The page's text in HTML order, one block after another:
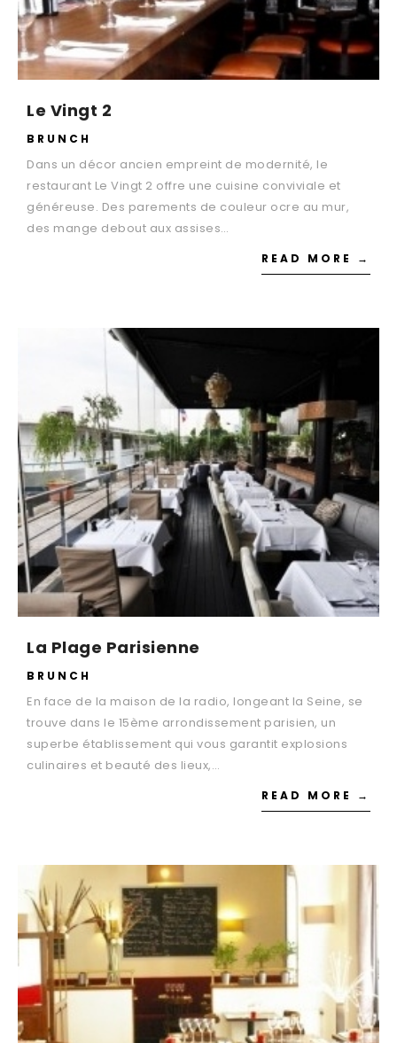
Le Vingt 2
BRUNCH
Dans un décor ancien empreint de modernité, le
restaurant Le Vingt 2 offre une cuisine conviviale et
généreuse. Des parements de couleur ocre au mur,
des mange debout aux assises…
READ MORE →
La Plage Parisienne
BRUNCH
En face de la maison de la radio, longeant la Seine, se
trouve dans le 15ème arrondissement parisien, un
superbe établissement qui vous garantit explosions
culinaires et beauté des lieux,…
READ MORE →